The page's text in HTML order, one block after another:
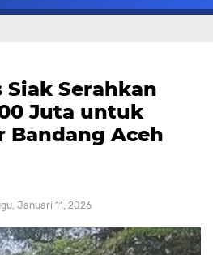
Siak Serahkan
Juta untuk
Bandang Aceh
Januari 11, 2026